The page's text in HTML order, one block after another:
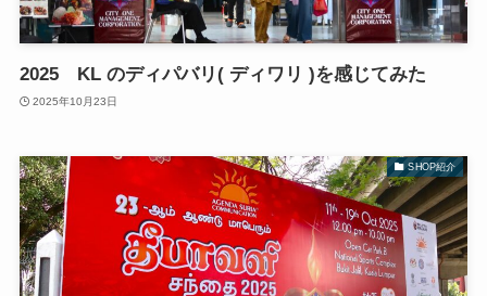
2025 KL のディパバリ( ディワリ )を感じてみた
2025年10月23日
SHOP紹介